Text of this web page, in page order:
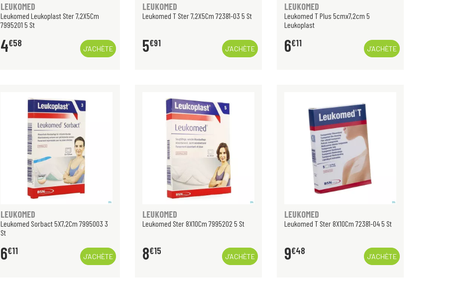
LEUKOMED
Leukomed Leukoplast Ster 7,2X5Cm
7995201 5 St
4€58
J’ACHÈTE
LEUKOMED
Leukomed T Ster 7,2X5Cm 72381-03 5 St
5€91
J’ACHÈTE
LEUKOMED
Leukomed T Plus 5cmx7,2cm 5
Leukoplast
6€11
J’ACHÈTE
LEUKOMED
Leukomed Sorbact 5X7,2Cm 7995003 3
St
6€11
J’ACHÈTE
LEUKOMED
Leukomed Ster 8X10Cm 7995202 5 St
8€15
J’ACHÈTE
LEUKOMED
Leukomed T Ster 8X10Cm 72381-04 5 St
9€48
J’ACHÈTE